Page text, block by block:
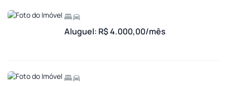
Aluguel: R$ 4.000,00/mês